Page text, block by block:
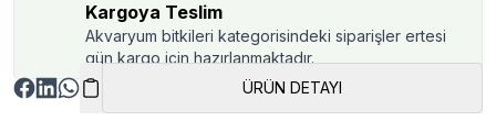
Kargoya Teslim
Akvaryum bitkileri kategorisindeki siparişler ertesi
gün kargo için hazırlanmaktadır.
ÜRÜN DETAYI